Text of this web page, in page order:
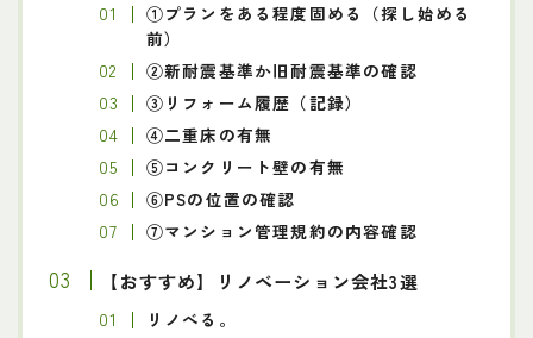
①プランをある程度固める（探し始める
前）
②新耐震基準か旧耐震基準の確認
③リフォーム履歴（記録）
④二重床の有無
⑤コンクリート壁の有無
⑥PSの位置の確認
⑦マンション管理規約の内容確認
【おすすめ】リノベーション会社3選
リノべる。